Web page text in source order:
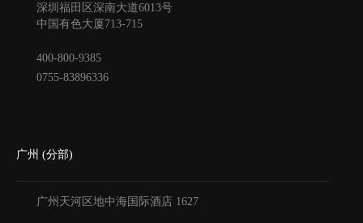
深圳福田区深南大道6013号
中国有色大厦713-715
400-800-9385
0755-83896336
广州 (分部)
广州天河区地中海国际酒店 1627